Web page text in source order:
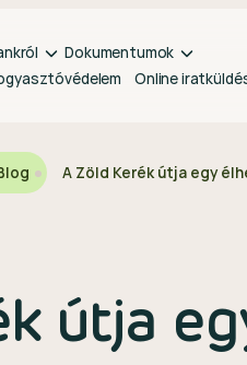
Dokumentumok
Online
A Zöld Kerék útja egy
útja